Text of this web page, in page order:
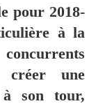
pour 2018-
à la
créer une
à son tour,